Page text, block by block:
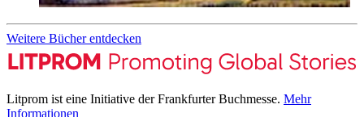
Weitere Bücher entdecken
Litprom ist eine Initiative der Frankfurter Buchmesse. Mehr
Informationen